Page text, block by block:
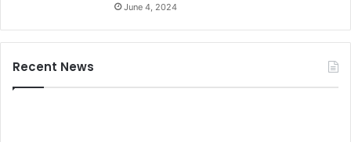
June 4, 2024
Recent News